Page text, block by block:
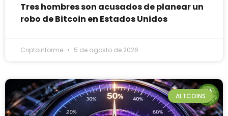
Tres hombres son acusados de planear un
robo de Bitcoin en Estados Unidos
Criptoinforme 5 de agosto de 2026
ALTCOINS